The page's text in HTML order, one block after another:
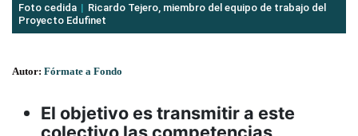
Foto cedida
Ricardo Tejero, miembro del equipo de trabajo del
Proyecto Edufinet
Autor: Fórmate a Fondo
El objetivo es transmitir a este
colectivo las competencias